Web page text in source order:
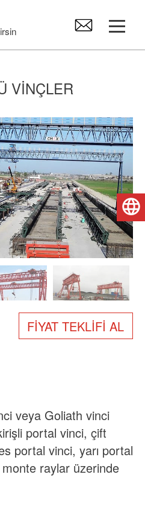
Haberler
VINÇLER
FIYAT TEKLIFI AL
veya Goliath vinci
portal vinci, çift
portal vinci, yarı portal
raylar üzerinde
Türkçe